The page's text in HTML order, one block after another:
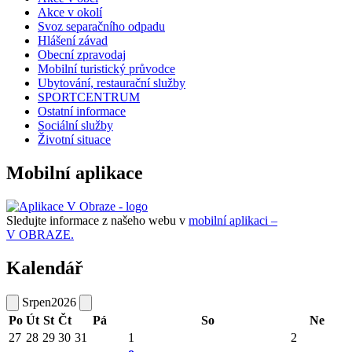
Akce v okolí
Svoz separačního odpadu
Hlášení závad
Obecní zpravodaj
Mobilní turistický průvodce
Ubytování, restaurační služby
SPORTCENTRUM
Ostatní informace
Sociální služby
Životní situace
Mobilní aplikace
Sledujte informace z našeho webu v mobilní aplikaci –
V OBRAZE.
Kalendář
Srpen2026
Po Út St Čt Pá So
Ne
27 28 29 30 31 1 2